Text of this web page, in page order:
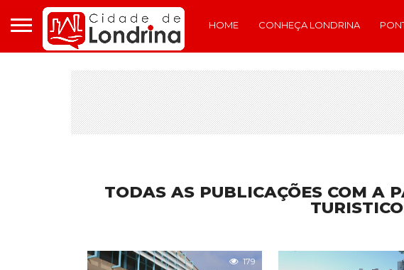
HOME CONHEÇA LONDRINA
TODAS AS PUBLICAÇÕES COM A
179